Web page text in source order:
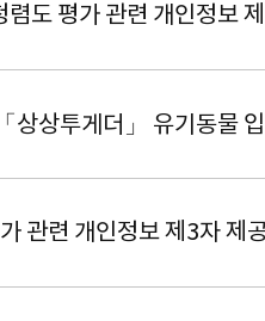
도 평가 관련 개인정보
상상투게더」 유기동물
관련 개인정보 제3자 제